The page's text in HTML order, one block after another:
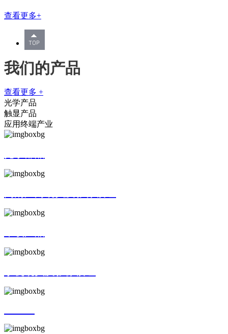
查看更多+
我们的产品
查看更多 +
光学产品
触显产品
应用终端产业